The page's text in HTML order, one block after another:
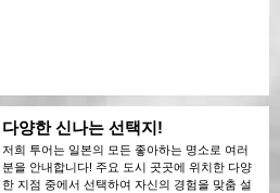
다양한 신나는 선택지!
저희 투어는 일본의 모든 좋아하는 명소로 여러
분을 안내합니다! 주요 도시 곳곳에 위치한 다양
한 지점 중에서 선택하여 자신의 경험을 맞춤 설